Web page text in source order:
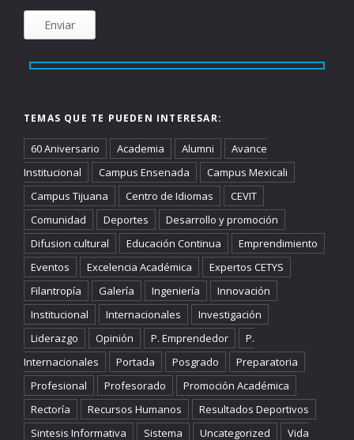
TEMAS QUE TE PUEDEN INTERESAR:
60 Aniversario Academia Alumni
Avance
Institucional
Campus Ensenada
Campus Mexicali
Campus Tijuana
Centro de Idiomas
CEVIT
Comunidad
Deportes
Desarrollo y promoción
Difusion cultural
Educación Continua
Emprendimiento
Eventos
Excelencia Académica
Expertos CETYS
Filantropía
Galería Ingeniería
Innovación
Institucional
Internacionales
Investigación
Liderazgo
Opinión P. Emprendedor
P.
Internacionales
Portada Posgrado
Preparatoria
Profesional
Profesorado
Promoción Académica
Rectoría
Recursos Humanos
Resultados Deportivos
Sintesis Informativa
Sistema Uncategorized Vida